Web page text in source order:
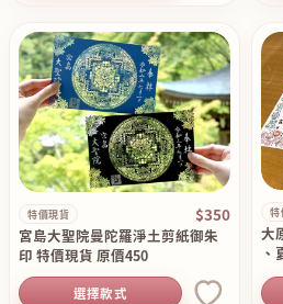
特價現貨 $350
宮島大聖院曼陀羅淨土剪紙御朱
印 特價現貨 原價450
選擇款式
特
大
、